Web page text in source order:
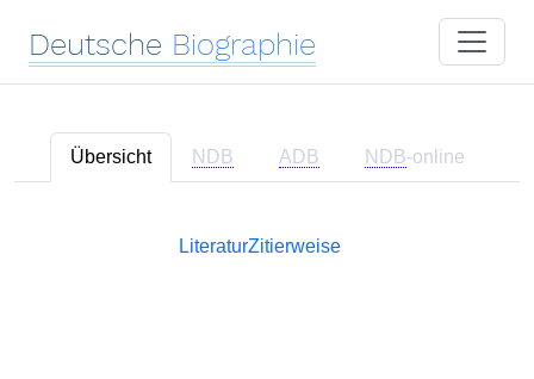
Deutsche Biographie
Übersicht NDB ADB NDB-online
LiteraturZitierweise